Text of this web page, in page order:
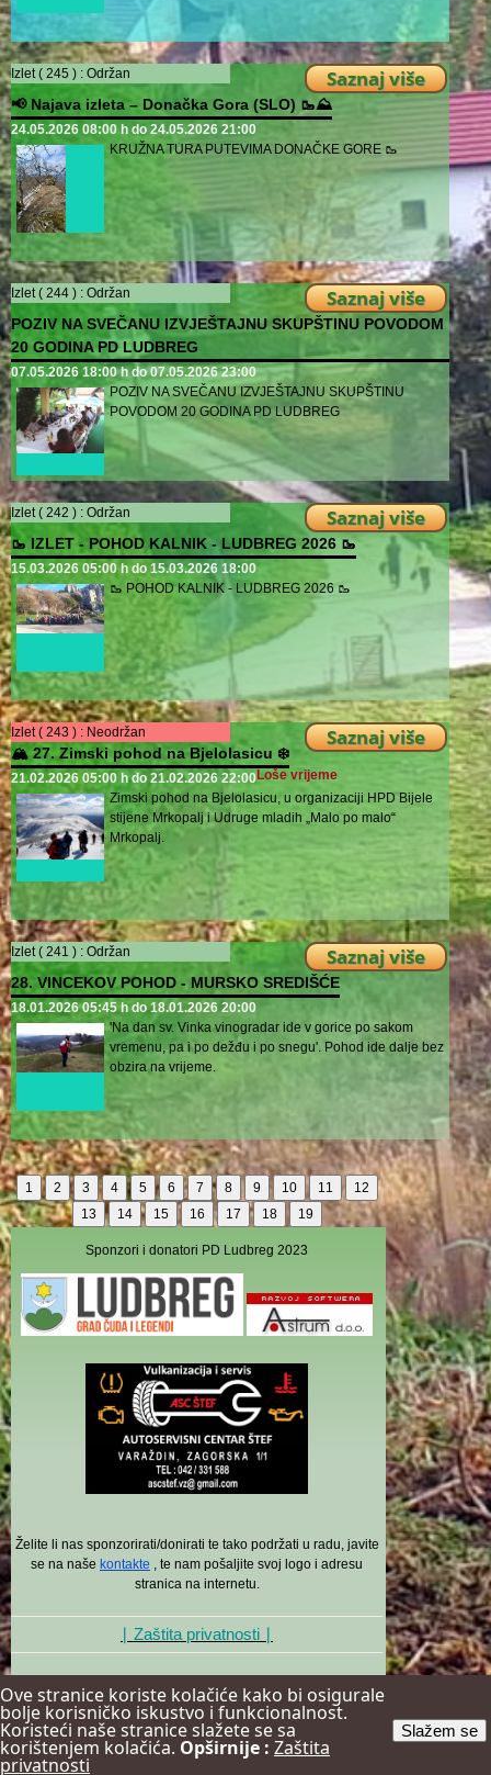
Ove stranice koriste kolačiće kako bi osigurale
bolje korisničko iskustvo i funkcionalnost.
Koristeći naše stranice slažete se sa
korištenjem kolačića. Opširnije : Zaštita
privatnosti
Slažem se
Izlet ( 245 ) : Održan Saznaj više
📢 Najava izleta – Donačka Gora (SLO) 🥾⛰️
24.05.2026 08:00 h do 24.05.2026 21:00
KRUŽNA TURA PUTEVIMA DONAČKE GORE 🥾
Izlet ( 244 ) : Održan Saznaj više
POZIV NA SVEČANU IZVJEŠTAJNU SKUPŠTINU POVODOM
20 GODINA PD LUDBREG
07.05.2026 18:00 h do 07.05.2026 23:00
POZIV NA SVEČANU IZVJEŠTAJNU SKUPŠTINU
POVODOM 20 GODINA PD LUDBREG
Izlet ( 242 ) : Održan Saznaj više
🥾 IZLET - POHOD KALNIK - LUDBREG 2026 🥾
15.03.2026 05:00 h do 15.03.2026 18:00
🥾 POHOD KALNIK - LUDBREG 2026 🥾
Izlet ( 243 ) : Neodržan Saznaj više
🏔️ 27. Zimski pohod na Bjelolasicu ❄️
21.02.2026 05:00 h do 21.02.2026 22:00Loše vrijeme
Zimski pohod na Bjelolasicu, u organizaciji HPD Bijele
stijene Mrkopalj i Udruge mladih „Malo po malo“
Mrkopalj.
Izlet ( 241 ) : Održan Saznaj više
28. VINCEKOV POHOD - MURSKO SREDIŠĆE
18.01.2026 05:45 h do 18.01.2026 20:00
'Na dan sv. Vinka vinogradar ide v gorice po sakom
vremenu, pa i po dežđu i po snegu'. Pohod ide dalje bez
obzira na vrijeme.
1 2 3 4 5 6 7 8 9 10 11
12
13
14 15 16 17 18 19
Sponzori i donatori PD Ludbreg 2023
Želite li nas sponzorirati/donirati te tako podržati u radu, javite
se na naše kontakte , te nam pošaljite svoj logo i adresu
stranica na internetu.
∣ Zaštita privatnosti ∣